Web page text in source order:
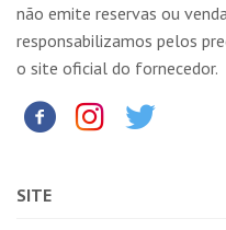
não emite reservas ou
responsabilizamos pelos
o site oficial do fornecedor.
SITE